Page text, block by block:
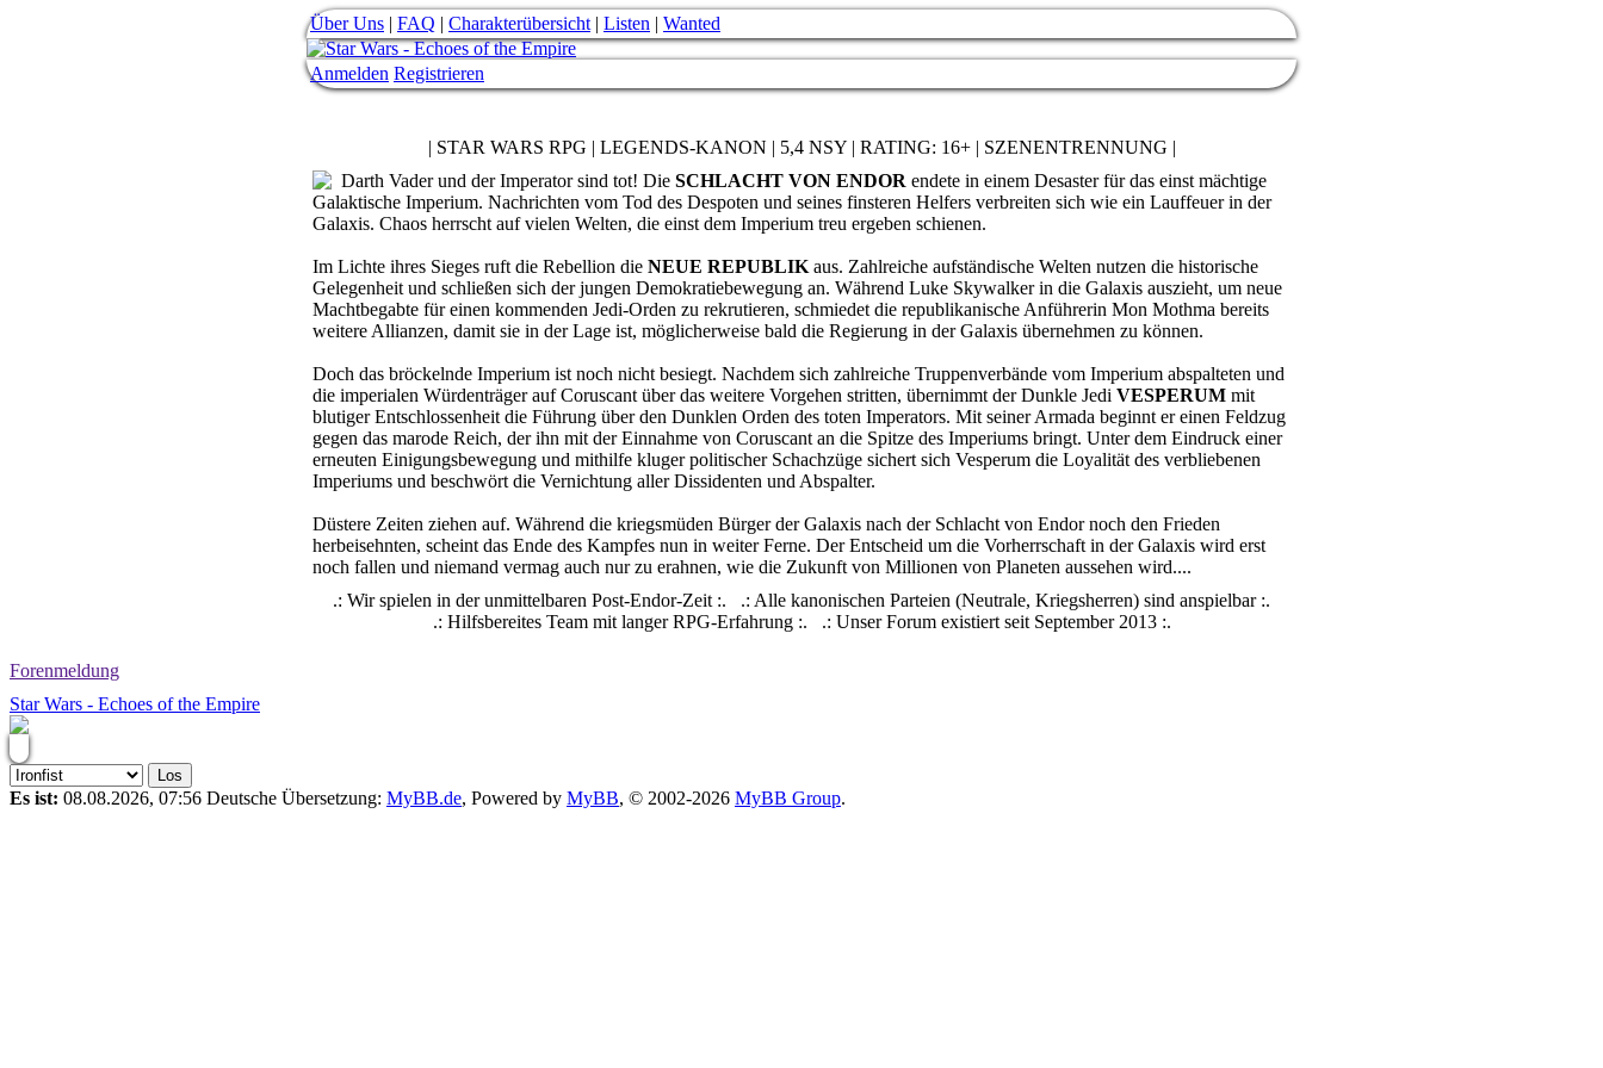
Über Uns | FAQ | Charakterübersicht | Listen | Wanted
Anmelden Registrieren
| STAR WARS RPG | LEGENDS-KANON | 5,4 NSY | RATING: 16+ | SZENENTRENNUNG |
Darth Vader und der Imperator sind tot! Die SCHLACHT VON ENDOR endete in einem Desaster für das einst mächtige
Galaktische Imperium. Nachrichten vom Tod des Despoten und seines finsteren Helfers verbreiten sich wie ein Lauffeuer in der
Galaxis. Chaos herrscht auf vielen Welten, die einst dem Imperium treu ergeben schienen.
Im Lichte ihres Sieges ruft die Rebellion die NEUE REPUBLIK aus. Zahlreiche aufständische Welten nutzen die historische
Gelegenheit und schließen sich der jungen Demokratiebewegung an. Während Luke Skywalker in die Galaxis auszieht, um neue
Machtbegabte für einen kommenden Jedi-Orden zu rekrutieren, schmiedet die republikanische Anführerin Mon Mothma bereits
weitere Allianzen, damit sie in der Lage ist, möglicherweise bald die Regierung in der Galaxis übernehmen zu können.
Doch das bröckelnde Imperium ist noch nicht besiegt. Nachdem sich zahlreiche Truppenverbände vom Imperium abspalteten und
die imperialen Würdenträger auf Coruscant über das weitere Vorgehen stritten, übernimmt der Dunkle Jedi VESPERUM mit
blutiger Entschlossenheit die Führung über den Dunklen Orden des toten Imperators. Mit seiner Armada beginnt er einen Feldzug
gegen das marode Reich, der ihn mit der Einnahme von Coruscant an die Spitze des Imperiums bringt. Unter dem Eindruck einer
erneuten Einigungsbewegung und mithilfe kluger politischer Schachzüge sichert sich Vesperum die Loyalität des verbliebenen
Imperiums und beschwört die Vernichtung aller Dissidenten und Abspalter.
Düstere Zeiten ziehen auf. Während die kriegsmüden Bürger der Galaxis nach der Schlacht von Endor noch den Frieden
herbeisehnten, scheint das Ende des Kampfes nun in weiter Ferne. Der Entscheid um die Vorherrschaft in der Galaxis wird erst
noch fallen und niemand vermag auch nur zu erahnen, wie die Zukunft von Millionen von Planeten aussehen wird....
.: Wir spielen in der unmittelbaren Post-Endor-Zeit :. .: Alle kanonischen Parteien (Neutrale, Kriegsherren) sind anspielbar :.
.: Hilfsbereites Team mit langer RPG-Erfahrung :. .: Unser Forum existiert seit September 2013 :.
Forenmeldung
Star Wars - Echoes of the Empire
Es ist: 08.08.2026, 07:56 Deutsche Übersetzung: MyBB.de, Powered by MyBB, © 2002-2026 MyBB Group.